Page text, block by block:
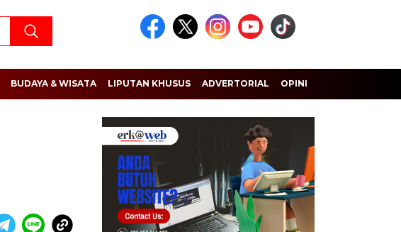
BUDAYA & WISATA LIPUTAN KHUSUS ADVERTORIAL OPINI